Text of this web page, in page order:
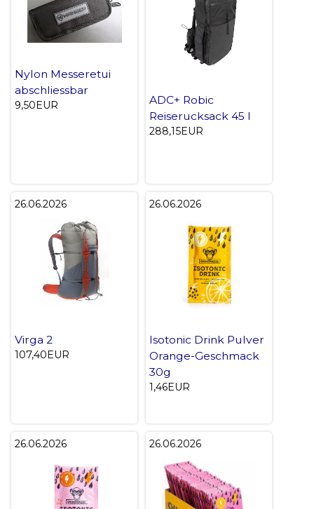
Nylon Messeretui
abschliessbar
9,50EUR
ADC+ Robic
Reiserucksack 45 l
288,15EUR
26.06.2026
Virga 2
107,40EUR
26.06.2026
Isotonic Drink Pulver
Orange-Geschmack
30g
1,46EUR
26.06.2026 26.06.2026